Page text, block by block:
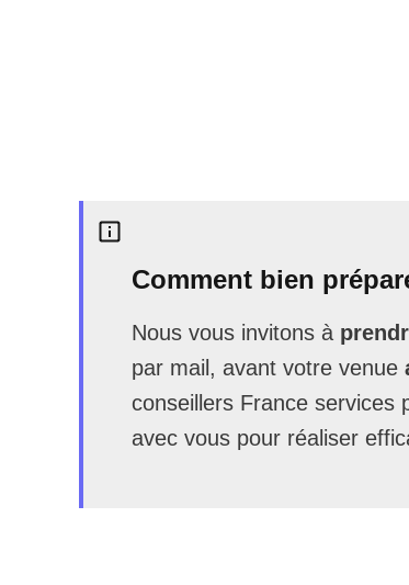
Comment bien
Nous vous invitons à
par mail, avant votre venue
conseillers France services
avec vous pour réaliser